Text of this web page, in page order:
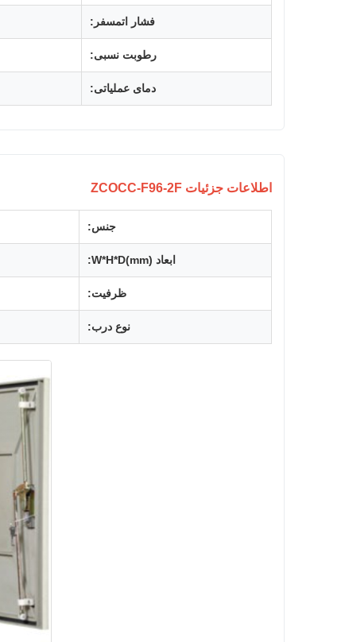
فشار اتمسفر:
رطوبت نسبی:
دمای عملیاتی:
اطلاعات جزئیات ZCOCC-F96-2F
جنس:
ابعاد W*H*D(mm):
ظرفیت:
نوع درب: